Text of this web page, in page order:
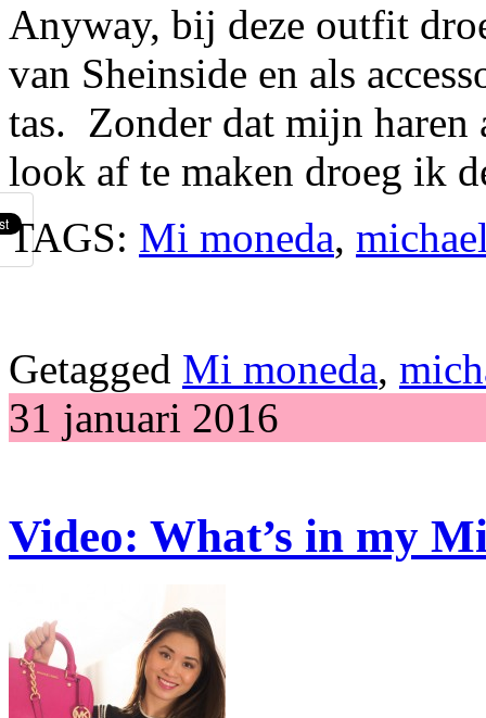
Anyway, bij deze outfit
van Sheinside en als
tas. Zonder dat mijn haren
look af te maken droeg ik
TAGS: Mi moneda,
Getagged Mi moneda,
31 januari 2016
Video: What’s in my